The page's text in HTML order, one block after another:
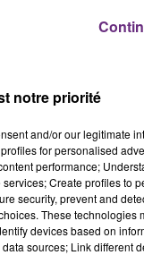
jour :
du monde.
et vous êtes tous
notre priorité
and/or our legitimate
for personalised
performance;
Create profiles to
security, prevent and
These technologies
devices based on
sources; Link different